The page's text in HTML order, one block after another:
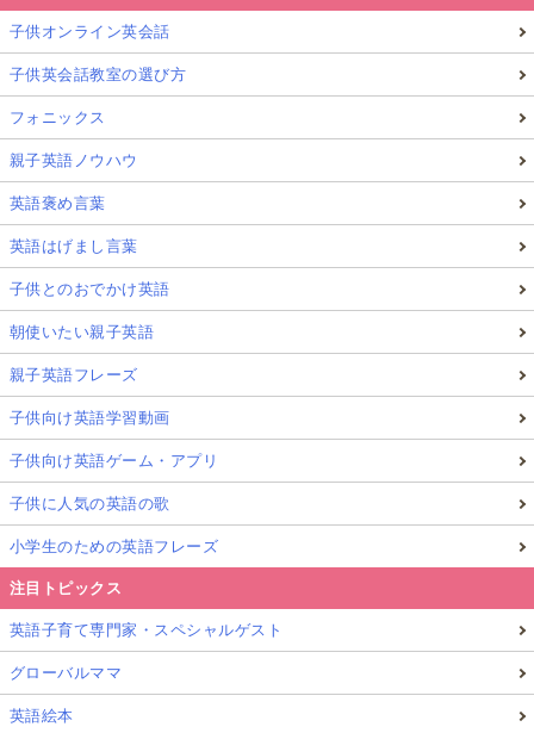
子供オンライン英会話
子供英会話教室の選び方
フォニックス
親子英語ノウハウ
英語褒め言葉
英語はげまし言葉
子供とのおでかけ英語
朝使いたい親子英語
親子英語フレーズ
子供向け英語学習動画
子供向け英語ゲーム・アプリ
子供に人気の英語の歌
小学生のための英語フレーズ
注目トピックス
英語子育て専門家・スペシャルゲスト
グローバルママ
英語絵本